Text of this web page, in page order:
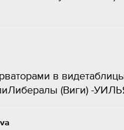
в
(Виги) -